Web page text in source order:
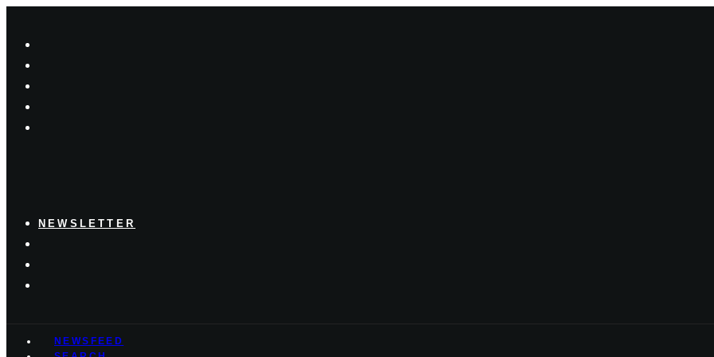
NEWSLETTER
NEWSFEED